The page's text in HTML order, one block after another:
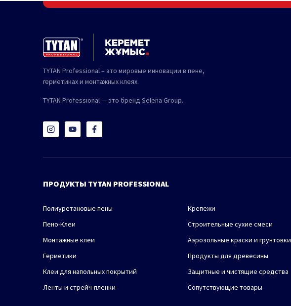
TYTAN Professional – это мировые инновации в пене,
герметиках и монтажных клеях.
TYTAN Professional — это бренд Selena Group.
ПРОДУКТЫ TYTAN PROFESSIONAL
Полиуретановые пены
Пено-Клеи
Монтажные клеи
Герметики
Клеи для напольных покрытий
Ленты и стрейч-пленки
Крепежи
Строительные сухие смеси
Аэрозольные краски и грунтовки
Продукты для древесины
Защитные и чистящие средства
Сопутствующие товары